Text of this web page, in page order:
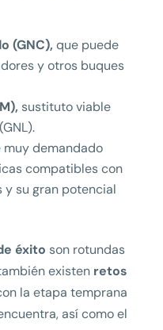
(GNC), que puede
y otros buques
sustituto viable
demandado
compatibles con
su gran potencial
éxito son rotundas
existen retos
la etapa temprana
así como el